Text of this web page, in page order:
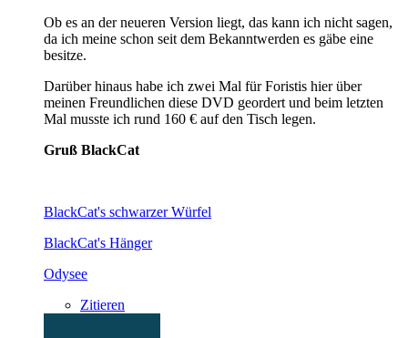
Ob es an der neueren Version liegt, das kann ich nicht sagen,
da ich meine schon seit dem Bekanntwerden es gäbe eine
besitze.
Darüber hinaus habe ich zwei Mal für Foristis hier über
meinen Freundlichen diese DVD geordert und beim letzten
Mal musste ich rund 160 € auf den Tisch legen.
Gruß BlackCat
BlackCat's schwarzer Würfel
BlackCat's Hänger
Odysee
Zitieren